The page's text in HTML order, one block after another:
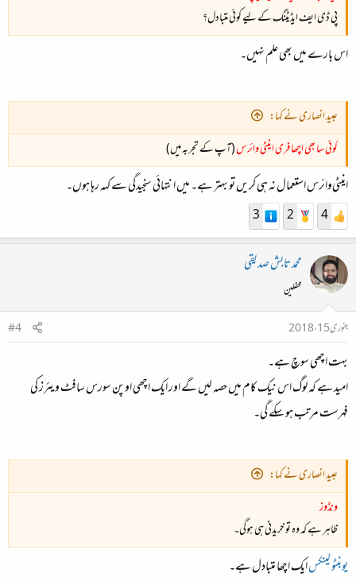
پی ڈی ایف ایڈیٹنگ کے لیے کوئی متبادل؟
اس بارے میں بھی علم نہیں۔
عبید انصاری نے کہا:
کوئی سا بھی اچھا فری اینٹی وائرس(آپ کے تجربہ میں)
اینٹی‌وائرس استعمال نہ ہی کریں تو بہتر ہے۔ میں انتہائی سنجیدگی سے کہہ رہا ہوں۔
4
2
3
محمد تابش صدیقی
محفلین
جنوری 15، 2018
#4
بہت اچھی سوچ ہے۔
امید ہے کہ لوگ اس نیک کام میں حصہ لیں گے اور ایک اچھی اوپن سورس سافٹ ویئرز کی
فہرست مرتب ہو سکے گی۔
عبید انصاری نے کہا:
ونڈوز
ظاہر ہے کہ وہ تو خریدنی ہی ہوگی۔
یوبنٹو لینکسایک اچھا متبادل ہے۔